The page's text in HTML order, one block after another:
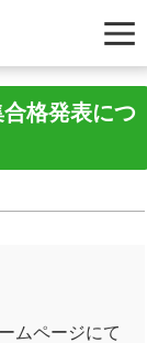
格発表につ
ムページにて